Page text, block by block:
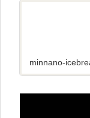
minnano-